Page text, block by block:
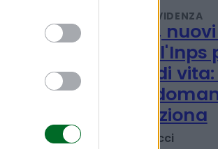
Redazione
PENSIONI E PREVIDENZA
Disabilità, nuovi
online dell'Inps
Progetto di vita: